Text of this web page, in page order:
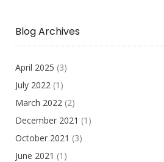
Blog Archives
April 2025 (3)
July 2022 (1)
March 2022 (2)
December 2021 (1)
October 2021 (3)
June 2021 (1)